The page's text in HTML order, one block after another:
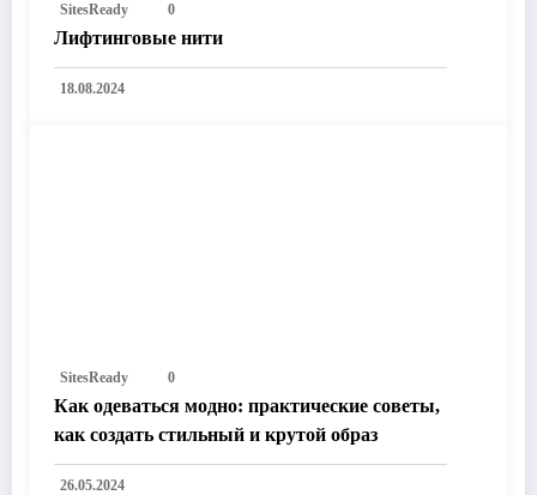
SitesReady 0
Лифтинговые нити
18.08.2024
SitesReady 0
Как одеваться модно: практические советы,
как создать стильный и крутой образ
26.05.2024